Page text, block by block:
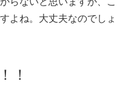
よね。大丈夫なのでしょ
！